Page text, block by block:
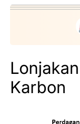
Karbon